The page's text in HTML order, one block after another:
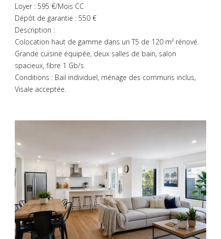
Loyer : 595 €/Mois CC
Dépôt de garantie : 550 €
Description :
Colocation haut de gamme dans un T5 de 120 m² rénové.
Grande cuisine équipée, deux salles de bain, salon
spacieux, fibre 1 Gb/s.
Conditions : Bail individuel, ménage des communs inclus,
Visale acceptée.